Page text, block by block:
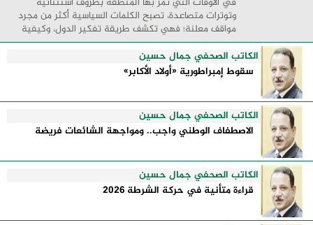
وتوترات متصاعدة، تصبح الكلمات السياسية أكثر من مجرد
مواقف معلنة؛ فهي تكشف طريقة تفكير الدول، وكيفية
إدارتها للأزمات، والحدود التي تفصل بين القوة ...
الكاتب الصحفي جمال حسين
سقوط إمبراطورية «أولاد الأكابر»
الكاتب الصحفي جمال حسين
الاصطفاف الوطني واجب.. ومواجهة الشائعات فريضة
الكاتب الصحفي جمال حسين
قراءة متأنية في حركة الشرطة 2026